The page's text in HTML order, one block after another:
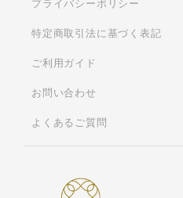
プライバシーポリシー
特定商取引法に基づく表記
ご利用ガイド
お問い合わせ
よくあるご質問